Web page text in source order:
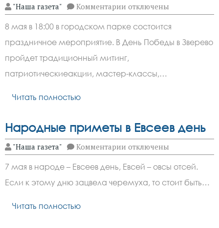
"Наша газета" Комментарии к
записи
Зверево
в
День
Победы
пройдут
концерт,
отключены
8 мая в 18:00 в городском парке состоится
праздничное мероприятие. В День Победы в Зверево
пройдет традиционный митинг,
патриотическиеакции, мастер-классы,…
Читать полностью
Народные приметы в Евсеев день
"Наша газета" Комментарии к
записи
Народные
приметы
в
Евсеев
отключены
7 мая в народе – Евсеев день, Евсей – овсы отсей.
Если к этому дню зацвела черемуха, то стоит быть…
Читать полностью